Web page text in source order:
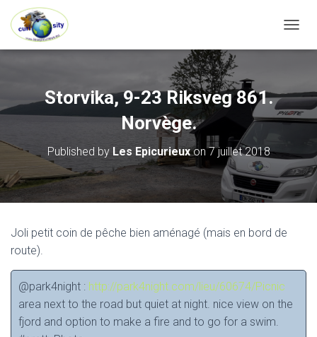
Storvika, 9-23 Riksveg 861.
Norvège.
Published by Les Epicurieuxon7 juillet 2018
Joli petit coin de pêche bien aménagé (mais en bord de
route).
@park4night : http://park4night.com/lieu/60674/Picnic
area next to the road but quiet at night. nice view on the
fjord and option to make a fire and to go for a swim.